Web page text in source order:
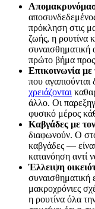
πρόκληση στις
ζωής, η ρουτίνα
συναισθηματική
πρώτο βήμα
Επικοινωνία
που αγαπιούνται
χρειάζονται
άλλο. Οι
φυσικό μέρος
Καβγάδες με
διαφωνούν. Ο
καβγάδες —
κατανόηση αντί
Έλλειψη
συναισθηματική
μακροχρόνιες
η ρουτίνα όλα